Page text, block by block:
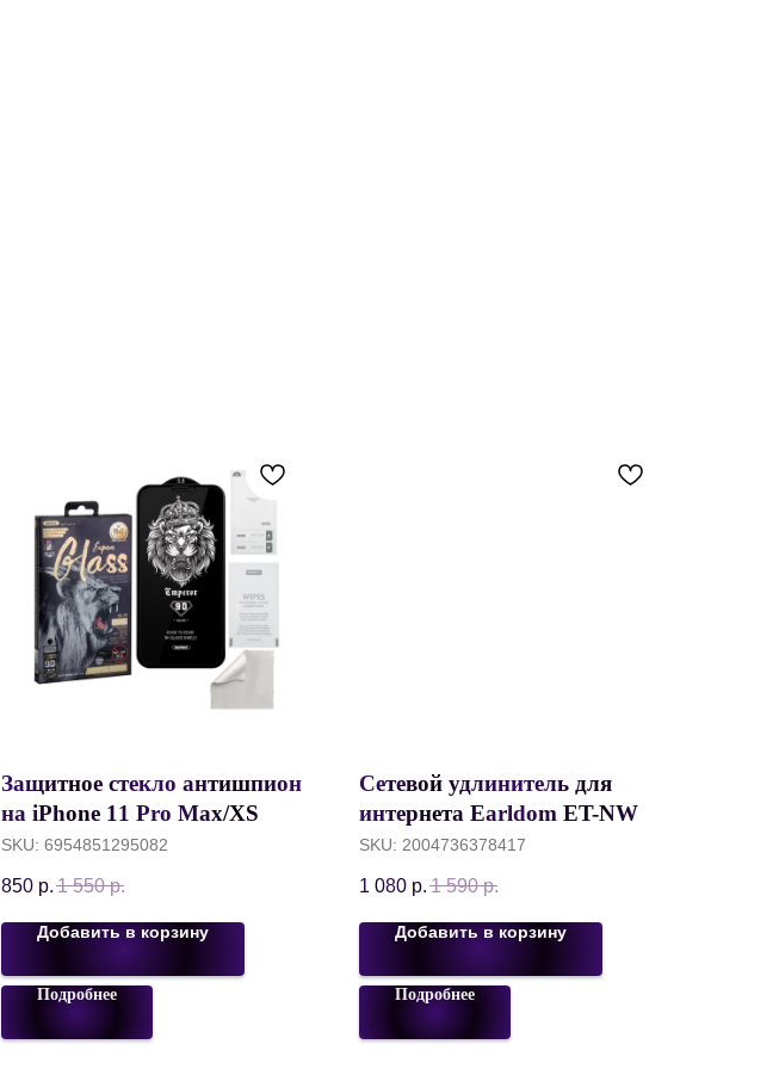
Защитное стекло антишпион
на iPhone 11 Pro Max/XS
Max, REMAX Emperoe GL-35
Privacy, Черный
SKU: 6954851295082
850 р. 1 550 р.
Добавить в корзину
Подробнее
Cетевой удлинитель для
интернета Earldom ET-NW3,
Ethernet RJ45 (M) to RJ45 (F),
Cat 8, 3 метра, Черный
SKU: 2004736378417
1 080 р. 1 590 р.
Добавить в корзину
Подробнее